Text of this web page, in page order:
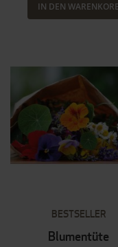
IN DEN
BESTSELLER
Blumentüte